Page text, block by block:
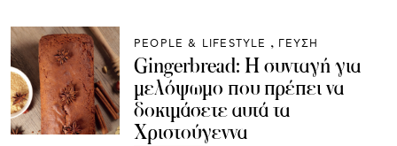
PEOPLE & LIFESTYLE ΓΕΥΣΗ
Gingerbread: Η συνταγή για
μελόψωμο που πρέπει να
δοκιμάσετε αυτά τα
Χριστούγεννα